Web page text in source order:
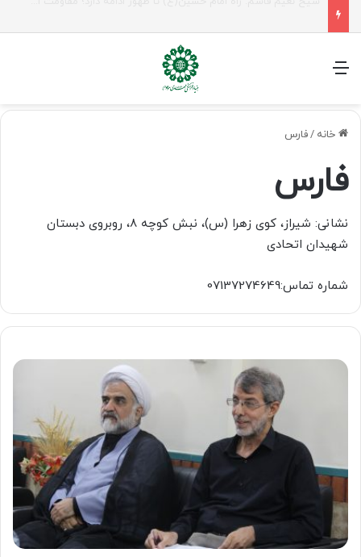
منو
خانه /فارس
فارس
نشانی: شیراز، کوی زهرا (س)، نبش کوچه ۸، روبروی دبستان
شهیدان اتحادی
شماره تماس:07137274649